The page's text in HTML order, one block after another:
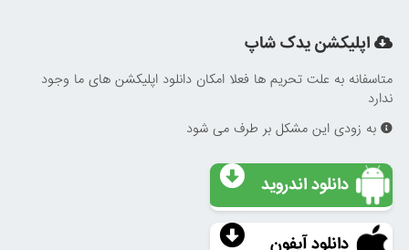
اپلیکشن یدک شاپ
متاسفانه به علت تحریم ها فعلا امکان دانلود اپلیکشن های ما وجود
ندارد
به زودی این مشکل بر طرف می شود
دانلود اندروید
دانلود آیفون